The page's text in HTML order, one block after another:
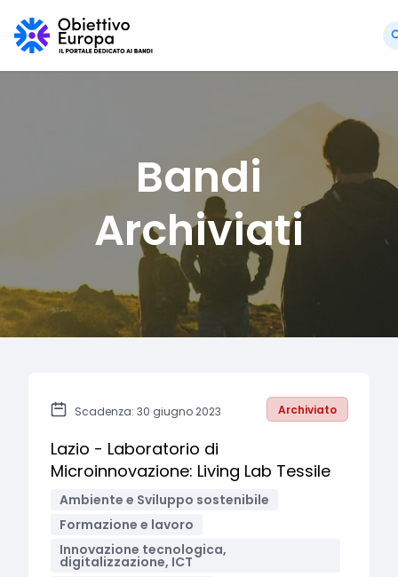
Bandi
Archiviati
Scadenza: 30 giugno 2023 Archiviato
Lazio - Laboratorio di
Microinnovazione: Living Lab Tessile
Ambiente e Sviluppo sostenibile
Formazione e lavoro
Innovazione tecnologica,
digitalizzazione, ICT